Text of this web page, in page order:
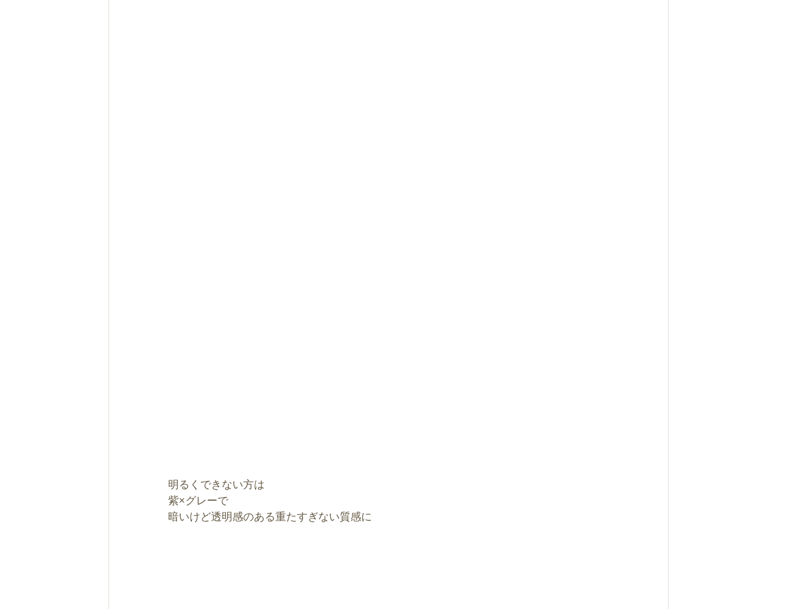
明るくできない方は
紫×グレーで
暗いけど透明感のある重たすぎない質感に